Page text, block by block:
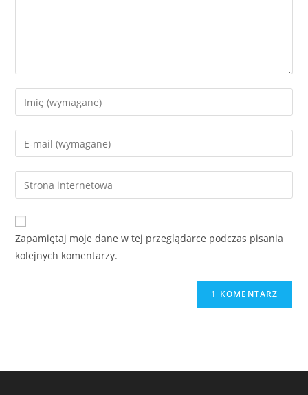
Zapamiętaj moje dane w tej przeglądarce podczas pisania
kolejnych komentarzy.